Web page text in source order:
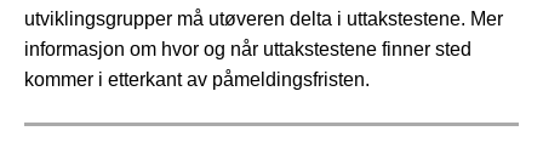
utviklingsgrupper må utøveren delta i uttakstestene. Mer
informasjon om hvor og når uttakstestene finner sted
kommer i etterkant av påmeldingsfristen.